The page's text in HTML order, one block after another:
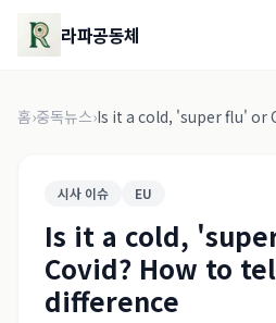
라파공동체
홈›중독뉴스›Is it a cold, 'super flu' or
시사 이슈 EU
Is it a cold,
Covid? How to
difference